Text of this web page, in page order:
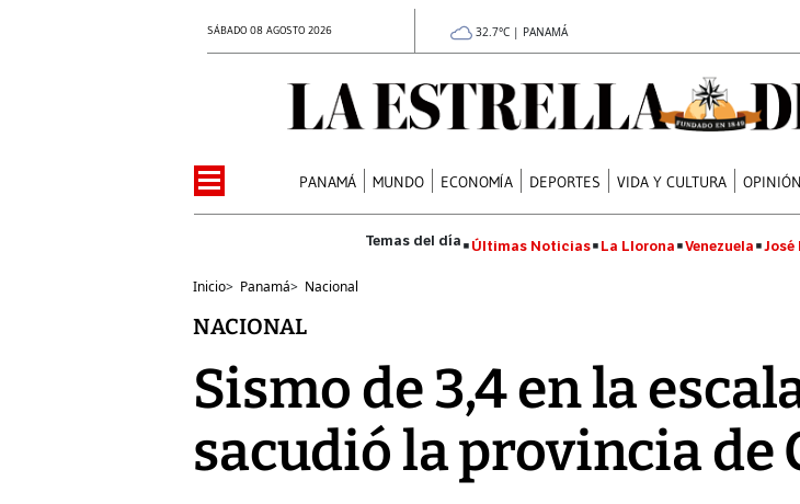
SÁBADO 08 AGOSTO 2026 32.7°C | PANAMÁ
PANAMÁ MUNDO ECONOMÍA DEPORTES VIDA Y CULTURA OPINIÓN
Últimas Noticias La Llorona Venezuela José
Inicio> Panamá> Nacional
NACIONAL
Sismo de 3,4 en la
sacudió la provincia de